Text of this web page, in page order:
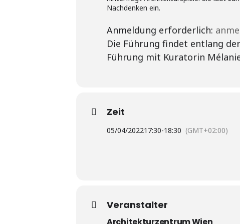
Nachdenken ein.
Anmeldung erforderlich:
Die Führung findet entlang
Führung mit Kuratorin
Zeit
05/04/202217:30-18:30 (GMT+02:00)
Veranstalter